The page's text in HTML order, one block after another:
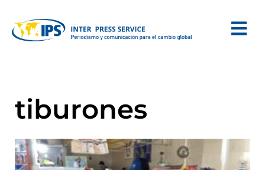
tiburones